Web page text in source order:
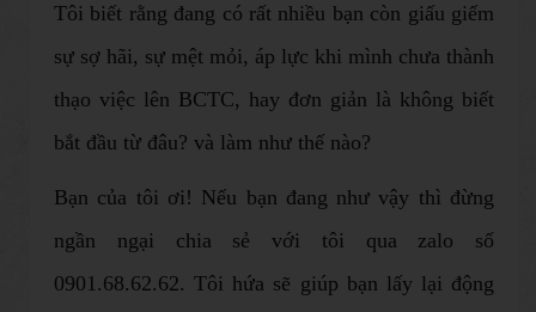
Tôi biết rằng đang có rất nhiều bạn còn giấu giếm
sự sợ hãi, sự mệt mỏi, áp lực khi mình chưa thành
thạo việc lên BCTC, hay đơn giản là không biết
bắt đầu từ đâu? và làm như thế nào?
Bạn của tôi ơi! Nếu bạn đang như vậy thì đừng
ngần ngại chia sẻ với tôi qua zalo số
0901.68.62.62. Tôi hứa sẽ giúp bạn lấy lại động